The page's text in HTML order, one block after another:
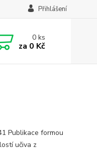
Přihlášení
0ks
za 0 Kč
Publikace formou
učiva z